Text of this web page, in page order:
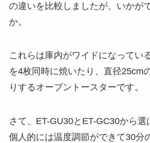
の違いを比較しましたが、いかが
か。
これらは庫内がワイドになってい
を4枚同時に焼いたり、直径25cm
りするオーブントースターです。
さて、ET-GU30とET-GC30から選
個人的には温度調節ができて30分